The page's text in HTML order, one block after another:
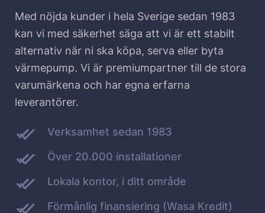
Med nöjda kunder i hela Sverige sedan 1983
kan vi med säkerhet säga att vi är ett stabilt
alternativ när ni ska köpa, serva eller byta
värmepump. Vi är premiumpartner till de stora
varumärkena och har egna erfarna
leverantörer.
Verksamhet sedan 1983
Över 20.000 installationer
Lokala kontor, i ditt område
Förmånlig finansiering (Wasa Kredit)